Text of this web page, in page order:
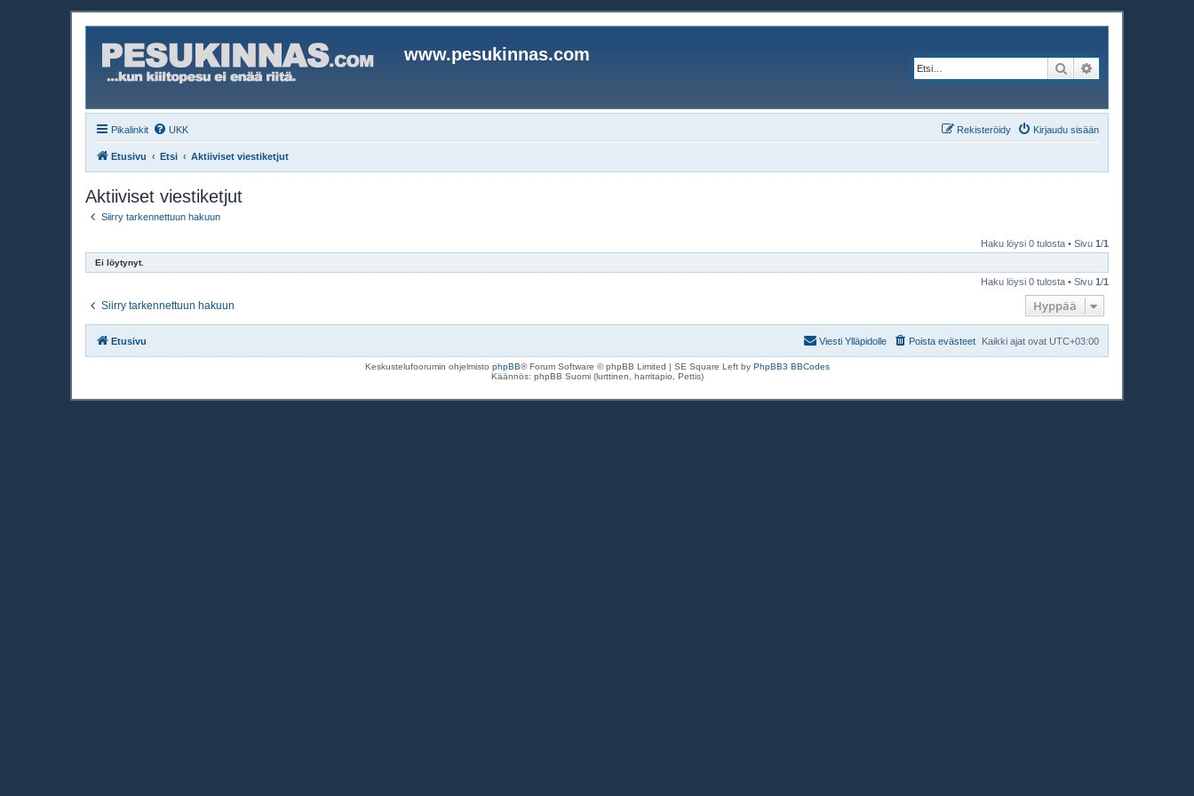
www.pesukinnas.com
Etsi
Pikalinkit UKK Kirjaudu sisään
Rekisteröidy
Etusivu Etsi Aktiiviset viestiketjut
Aktiiviset viestiketjut
Siirry tarkennettuun hakuun
Haku löysi 0 tulosta • Sivu 1/1
Ei löytynyt.
Haku löysi 0 tulosta • Sivu 1/1
Siirry tarkennettuun hakuun Hyppää
Etusivu Kaikki ajat ovat UTC+03:00
Poista evästeet
Viesti Ylläpidolle
Keskustelufoorumin ohjelmisto phpBB® Forum Software © phpBB Limited | SE Square Left by PhpBB3 BBCodes
Käännös: phpBB Suomi (lurttinen, harritapio, Pettis)